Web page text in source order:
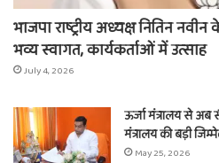
भाजपा राष्ट्रीय अध्यक्ष नितिन
भव्य स्वागत, कार्यकर्ताओं में उत्साह
July 4, 2026
ऊर्जा मंत्रालय से अब
मंत्रालय की बड़ी
May 25, 2026